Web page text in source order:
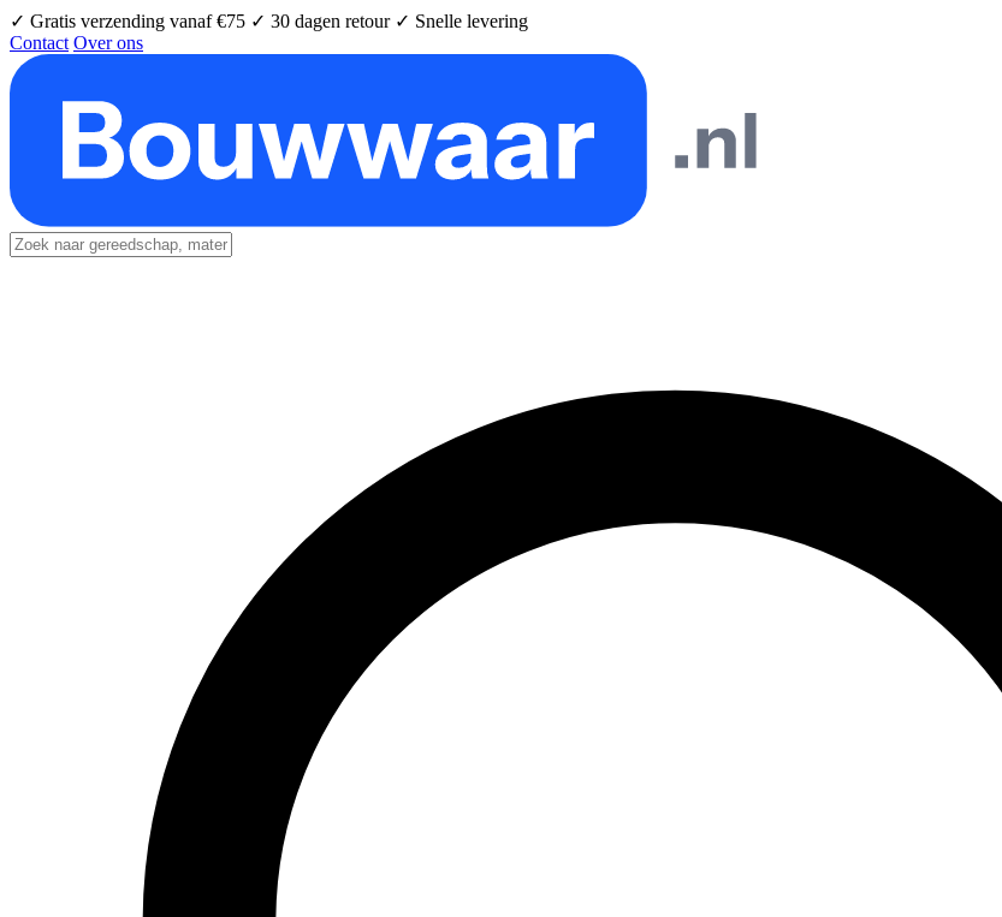
✓ Gratis verzending vanaf €75 ✓ 30 dagen retour ✓ Snelle levering
Contact Over ons